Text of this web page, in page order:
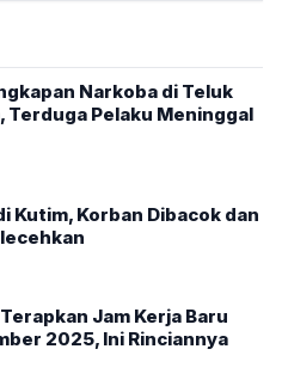
Narkoba di Teluk
Terduga Pelaku Meninggal
Kutim, Korban Dibacok dan
Jam Kerja Baru
2025, Ini Rinciannya